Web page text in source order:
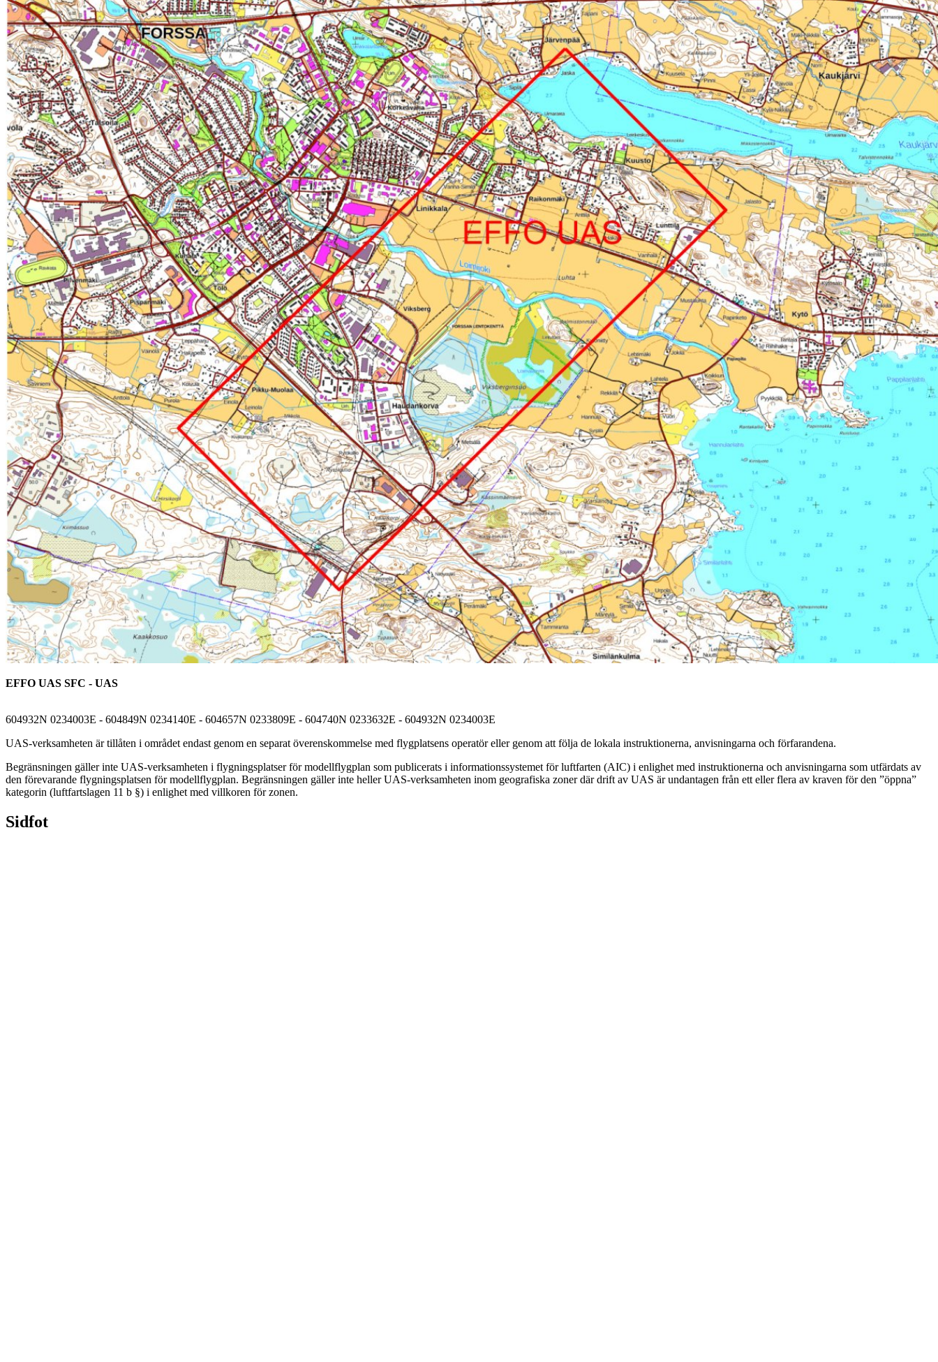
EFFO UAS SFC - UAS
604932N 0234003E - 604849N 0234140E - 604657N 0233809E - 604740N 0233632E - 604932N 0234003E
UAS-verksamheten är tillåten i området endast genom en separat överenskommelse med flygplatsens operatör eller genom att följa de lokala instruktionerna, anvisningarna och förfarandena.
Begränsningen gäller inte UAS-verksamheten i flygningsplatser för modellflygplan som publicerats i informationssystemet för luftfarten (AIC) i enlighet med instruktionerna och anvisningarna som utfärdats av
den förevarande flygningsplatsen för modellflygplan. Begränsningen gäller inte heller UAS-verksamheten inom geografiska zoner där drift av UAS är undantagen från ett eller flera av kraven för den ”öppna”
kategorin (luftfartslagen 11 b §) i enlighet med villkoren för zonen.
Sidfot